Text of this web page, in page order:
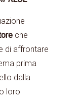
che
di affrontare
prima
dalla
loro